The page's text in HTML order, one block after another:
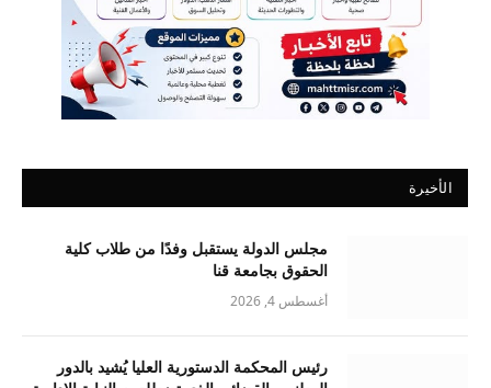
الأخيرة
مجلس الدولة يستقبل وفدًا من طلاب كلية
الحقوق بجامعة قنا
أغسطس 4, 2026
رئيس المحكمة الدستورية العليا يُشيد بالدور